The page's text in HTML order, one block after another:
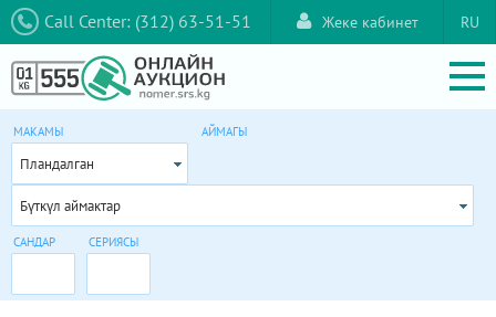
Call Center: (312) 63-51-51 RU
Жеке кабинет
МАКАМЫ
Пландалган
АЙМАГЫ
Бүткүл аймактар
САНДАР СЕРИЯСЫ